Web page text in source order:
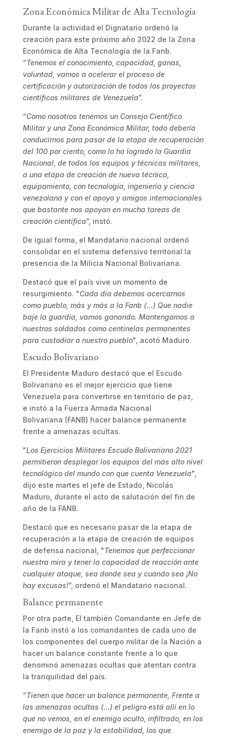
Zona Económica Militar de Alta Tecnología
Durante la actividad el Dignatario ordenó la
creación para este próximo año 2022 de la Zona
Económica de Alta Tecnología de la Fanb.
“Tenemos el conocimiento, capacidad, ganas,
voluntad, vamos a acelerar el proceso de
certificación y autorización de todos los proyectos
científicos militares de Venezuela”.
“Como nosotros tenemos un Consejo Científico
Militar y una Zona Económica Militar, todo debería
conducirnos para pasar de la etapa de recuperación
del 100 por ciento, como lo ha logrado la Guardia
Nacional, de todos los equipos y técnicas militares,
a una etapa de creación de nueva técnica,
equipamiento, con tecnología, ingeniería y ciencia
venezolana y con el apoyo y amigos internacionales
que bastante nos apoyan en mucha tareas de
creación científica”, instó.
De igual forma, el Mandatario nacional ordenó
consolidar en el sistema defensivo territorial la
presencia de la Milicia Nacional Bolivariana.
Destacó que el país vive un momento de
resurgimiento. "Cada día debemos acercarnos
como pueblo, más y más a la Fanb (…) Que nadie
baje la guardia, vamos ganando. Mantengamos a
nuestros soldados como centinelas permanentes
para custodiar a nuestro pueblo", acotó Maduro.
Escudo Bolivariano
El Presidente Maduro destacó que el Escudo
Bolivariano es el mejor ejercicio que tiene
Venezuela para convertirse en territorio de paz,
e instó a la Fuerza Armada Nacional
Bolivariana (FANB) hacer balance permanente
frente a amenazas ocultas.
"Los Ejercicios Militares Escudo Bolivariano 2021
permitieron desplegar los equipos del más alto nivel
tecnológico del mundo con que cuenta Venezuela",
dijo este martes el jefe de Estado, Nicolás
Maduro, durante el acto de salutación del fin de
año de la FANB.
Destacó que es necesario pasar de la etapa de
recuperación a la etapa de creación de equipos
de defensa nacional, "Tenemos que perfeccionar
nuestra mira y tener la capacidad de reacción ante
cualquier ataque, sea donde sea y cuando sea ¡No
hay excusas!”, ordenó el Mandatario nacional.
Balance permanente
Por otra parte, El también Comandante en Jefe de
la Fanb instó a los comandantes de cada uno de
los componentes del cuerpo militar de la Nación a
hacer un balance constante frente a lo que
denominó amenazas ocultas que atentan contra
la tranquilidad del país.
“Tienen que hacer un balance permanente, Frente a
las amenazas ocultas (…) el peligro está allí en lo
que no vemos, en el enemigo oculto, infiltrado, en los
enemigo de la paz y la estabilidad, los que